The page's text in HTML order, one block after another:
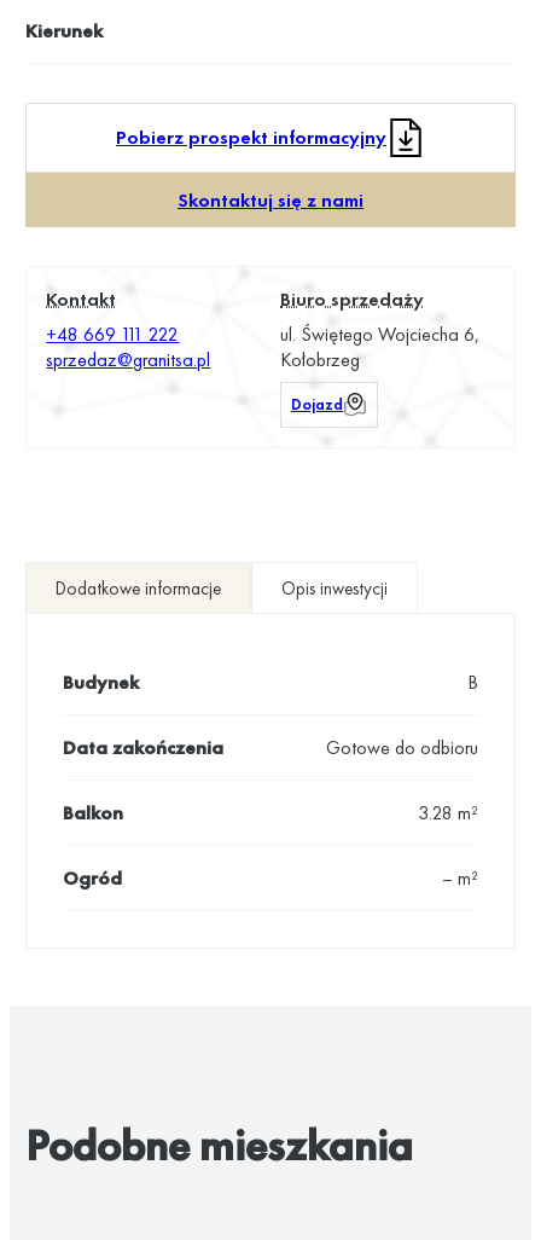
Dodatkowe informacje Opis inwestycji
Budynek B
Data zakończenia Gotowe do odbioru
Balkon 3.28 m²
Ogród – m²
Kierunek
Pobierz prospekt informacyjny
Skontaktuj się z nami
Kontakt
+48 669 111 222
sprzedaz@granitsa.pl
Biuro sprzedaży
ul. Świętego Wojciecha 6,
Kołobrzeg
Dojazd
Podobne mieszkania